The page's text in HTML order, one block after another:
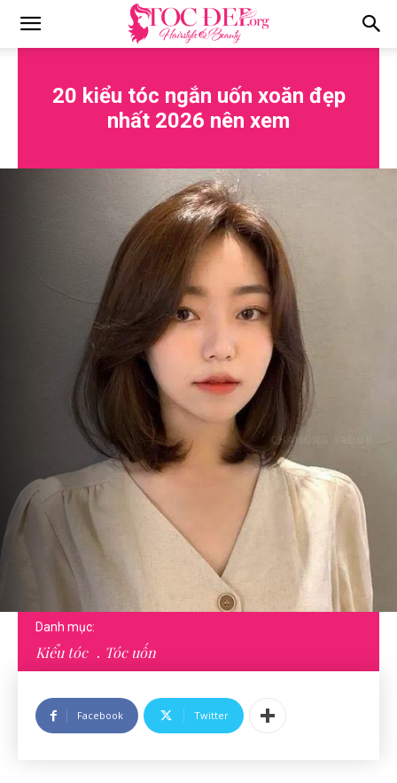
20 kiểu tóc ngắn uốn xoăn đẹp
nhất 2026 nên xem
Danh mục:
Kiểu tóc Tóc uốn
Facebook Twitter